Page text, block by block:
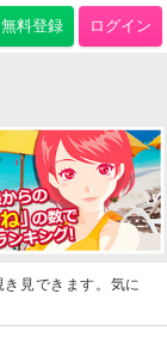
無料登録 ログイン
見できます。気に